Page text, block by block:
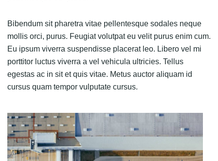
Bibendum sit pharetra vitae pellentesque sodales neque
mollis orci, purus. Feugiat volutpat eu velit purus enim cum.
Eu ipsum viverra suspendisse placerat leo. Libero vel mi
porttitor luctus viverra a vel vehicula ultricies. Tellus
egestas ac in sit et quis vitae. Metus auctor aliquam id
cursus quam tempor vulputate cursus.